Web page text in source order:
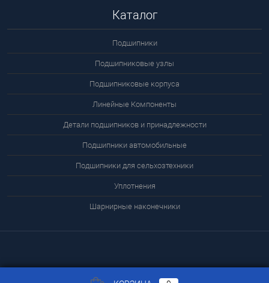
Каталог
Подшипники
Подшипниковые узлы
Подшипниковые корпуса
Линейные Компоненты
Детали подшипников и принадлежности
Подшипники автомобильные
Подшипники для сельхозтехники
Уплотнения
Шарнирные наконечники